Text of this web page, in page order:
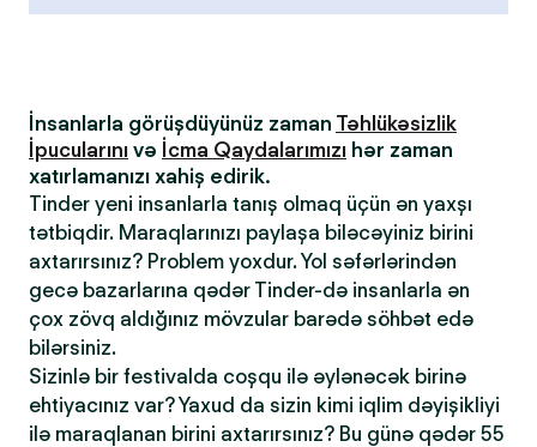
İnsanlarla görüşdüyünüz zaman Təhlükəsizlik
İpucularını və İcma Qaydalarımızı hər zaman
xatırlamanızı xahiş edirik.
Tinder yeni insanlarla tanış olmaq üçün ən yaxşı
tətbiqdir. Maraqlarınızı paylaşa biləcəyiniz birini
axtarırsınız? Problem yoxdur. Yol səfərlərindən
gecə bazarlarına qədər Tinder-də insanlarla ən
çox zövq aldığınız mövzular barədə söhbət edə
bilərsiniz.
Sizinlə bir festivalda coşqu ilə əylənəcək birinə
ehtiyacınız var? Yaxud da sizin kimi iqlim dəyişikliyi
ilə maraqlanan birini axtarırsınız? Bu günə qədər 55